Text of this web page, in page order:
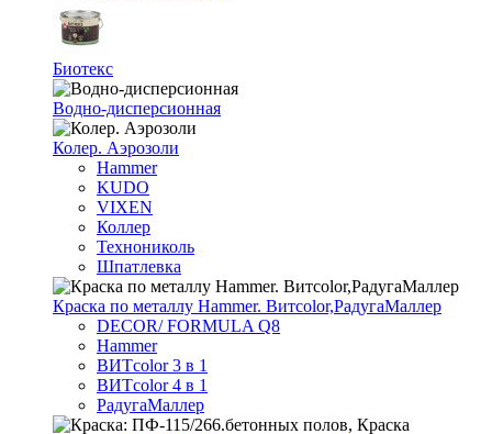
Биотекс
Водно-дисперсионная
Колер. Аэрозоли
Hammer
KUDO
VIXEN
Коллер
Технониколь
Шпатлевка
Краска по металлу Hammer. Витcolor,РадугаМаллер
DECOR/ FORMULA Q8
Hammer
ВИТcolor 3 в 1
ВИТcolor 4 в 1
РадугаМаллер